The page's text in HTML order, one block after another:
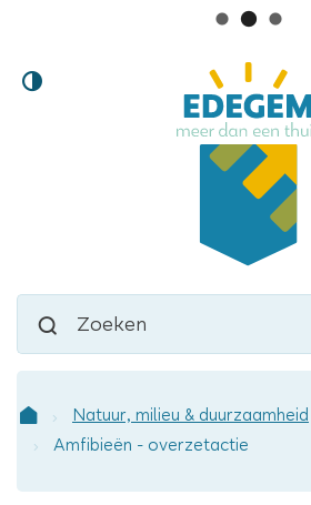
Naar
inhoud
Hoog
Lokaal
kunnen
helpen?
Zoeken
Startpagina
Natuur, milieu & duurzaamheid
Amfibieën - overzetactie